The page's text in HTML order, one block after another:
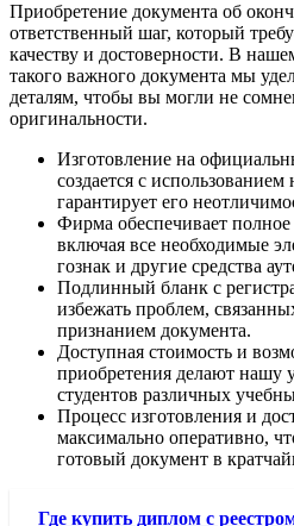
Приобретение документа об
ответственный шаг, который
качеству и достоверности. В
такого важного документа мы
деталям, чтобы вы могли не
оригинальности.
Изготовление на
создается с
гарантирует его
Фирма обеспечивает полное
включая все необходимые
гознак и другие средства
Подлинный бланк с
избежать проблем,
признанием документа.
Доступная стоимость и
приобретения делают нашу
студентов различных
Процесс изготовления и
максимально оперативно,
готовый документ в
Где купить диплом с